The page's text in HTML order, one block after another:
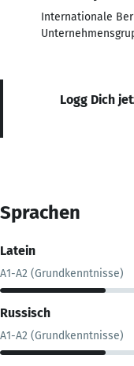
Internationale
Logg Dich
Sprachen
Latein
A1-A2 (Grundkenntnisse)
Russisch
A1-A2 (Grundkenntnisse)